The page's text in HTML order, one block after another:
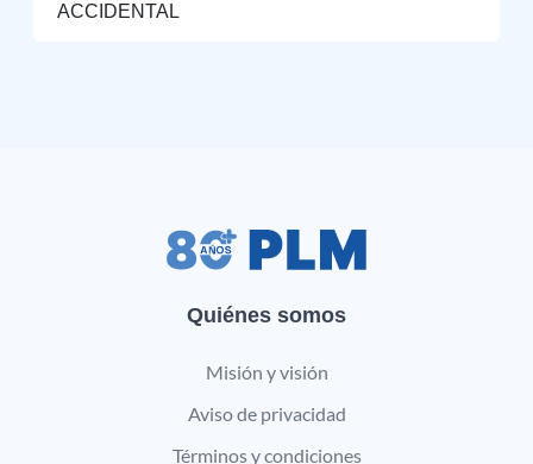
ACCIDENTAL
Quiénes somos
Misión y visión
Aviso de privacidad
Términos y condiciones